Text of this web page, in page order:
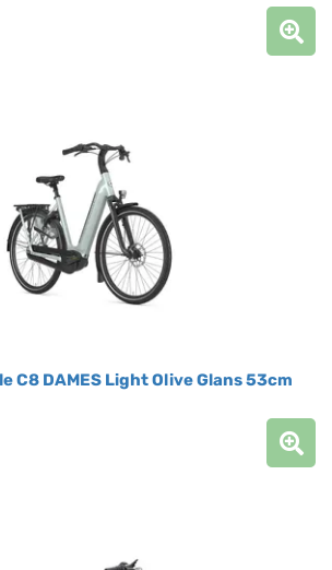
C8 DAMES Light Olive Glans 53cm